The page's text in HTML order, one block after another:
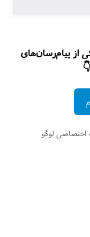
از پیام‌رسان‌های
لوگو